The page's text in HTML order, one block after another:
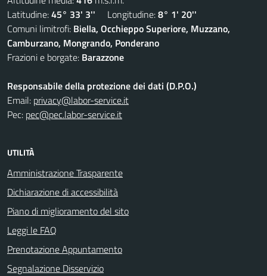
Latitudine:45° 33' 3'' Longitudine:8° 1' 20''
Comuni limitrofi: Biella, Occhieppo Superiore, Muzzano,
Camburzano, Mongrando, Ponderano
Frazioni e borgate: Barazzone
Responsabile della protezione dei dati (D.P.O.)
Email: privacy@labor-service.it
Pec: pec@pec.labor-service.it
UTILITÀ
Amministrazione Trasparente
Dichiarazione di accessibilità
Piano di miglioramento del sito
Leggi le FAQ
Prenotazione Appuntamento
Segnalazione Disservizio